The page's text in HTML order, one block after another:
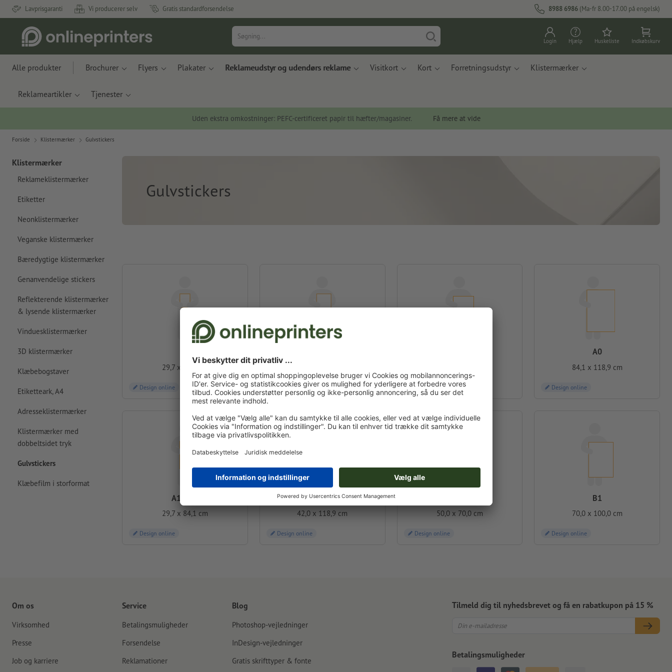
Lavprisgaranti Vi producerer selv Gratis standardforsendelse 8988 6986 (Ma-fr 8.00-17.00 på engelsk)
Login Hjælp Huskeliste Indkøbskurv
Alle produkter Brochurer Flyers Plakater Reklameudstyr og udendørs reklame Visitkort Kort Forretningsudstyr Klistermærker
Reklameartikler Tjenester
Uden ekstra omkostninger: PEFC-certificeret papir til hæfter/magasiner. Få mere at vide
Forside Klistermærker Gulvstickers
Klistermærker
Reklameklistermærker
Etiketter
Neonklistermærker
Veganske klistermærker
Bæredygtige klistermærker
Genanvendelige stickers
Reflekterende klistermærker
& lysende klistermærker
Vinduesklistermærker
3D klistermærker
Klæbebogstaver
Etiketteark, A4
Adresseklistermærker
Klistermærker med
dobbeltsidet tryk
Gulvstickers
Klæbefilm i storformat
Gulvstickers
29,7 x 42,0 cm
Design online Design online Design online
A0
84,1 x 118,9 cm
Design online
A1 halv
29,7 x 84,1 cm
Design online
A0 halv
42,0 x 118,9 cm
Design online
50,0 x 70,0 cm
Design online
B1
70,0 x 100,0 cm
Design online
Om os
Virksomhed
Presse
Job og karriere
Service
Betalingsmuligheder
Forsendelse
Reklamationer
Blog
Photoshop-vejledninger
InDesign-vejledninger
Gratis skrifttyper & fonte
Tilmeld dig til nyhedsbrevet og få en rabatkupon på 15 %
Betalingsmuligheder